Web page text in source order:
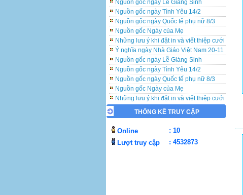
Nguồn gốc ngày Tình Yêu 14/2
Nguồn gốc ngày Quốc tế phụ nữ 8/3
Nguồn gốc Ngày của Mẹ
Những lưu ý khi đặt in và viết thiệp cưới
Ý nghĩa ngày Nhà Giáo Việt Nam 20-11
Nguồn gốc ngày Lễ Giáng Sinh
Nguồn gốc ngày Tình Yêu 14/2
Nguồn gốc ngày Quốc tế phụ nữ 8/3
Nguồn gốc Ngày của Mẹ
Những lưu ý khi đặt in và viết thiệp cưới
Ý nghĩa ngày Nhà Giáo Việt Nam 20-11
Nguồn gốc ngày Lễ Giáng Sinh
Nguồn gốc ngày Tình Yêu 14/2
Nguồn gốc ngày Quốc tế phụ nữ 8/3
Nguồn gốc Ngày của Mẹ
THỐNG KÊ TRUY CẬP
Online
: 10
Lượt truy cập
: 4532873